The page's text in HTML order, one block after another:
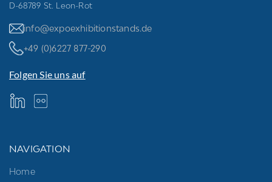
D-68789 St. Leon-Rot
info@expoexhibitionstands.de
+49 (0)6227 877-290
Folgen Sie uns auf
NAVIGATION
Home